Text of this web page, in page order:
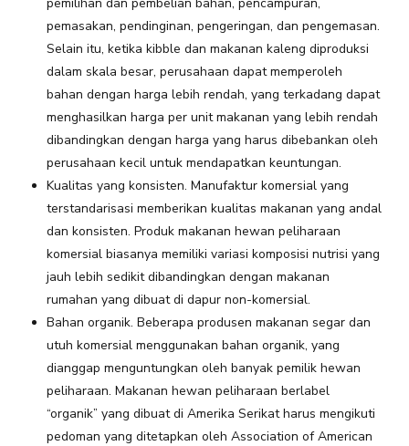
pemasakan, pendinginan, pengeringan, dan pengemasan.
Selain itu, ketika kibble dan makanan kaleng diproduksi
dalam skala besar, perusahaan dapat memperoleh
bahan dengan harga lebih rendah, yang terkadang dapat
menghasilkan harga per unit makanan yang lebih rendah
dibandingkan dengan harga yang harus dibebankan oleh
perusahaan kecil untuk mendapatkan keuntungan.
Kualitas yang konsisten. Manufaktur komersial yang
terstandarisasi memberikan kualitas makanan yang andal
dan konsisten. Produk makanan hewan peliharaan
komersial biasanya memiliki variasi komposisi nutrisi yang
jauh lebih sedikit dibandingkan dengan makanan
rumahan yang dibuat di dapur non-komersial.
Bahan organik. Beberapa produsen makanan segar dan
utuh komersial menggunakan bahan organik, yang
dianggap menguntungkan oleh banyak pemilik hewan
peliharaan. Makanan hewan peliharaan berlabel
“organik” yang dibuat di Amerika Serikat harus mengikuti
pedoman yang ditetapkan oleh Association of American